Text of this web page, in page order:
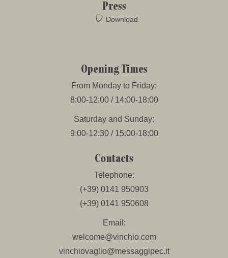
Press
Download
Opening Times
From Monday to Friday:
8:00-12:00 / 14:00-18:00
Saturday and Sunday:
9:00-12:30 / 15:00-18:00
Contacts
Telephone:
(+39) 0141 950903
(+39) 0141 950608
Email:
welcome@vinchio.com
vinchiovaglio@messaggipec.it